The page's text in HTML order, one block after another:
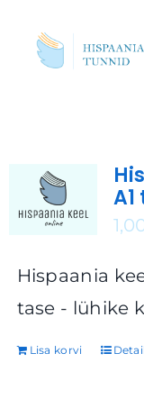
Hispaania
tase - lühike
Lisa korvi